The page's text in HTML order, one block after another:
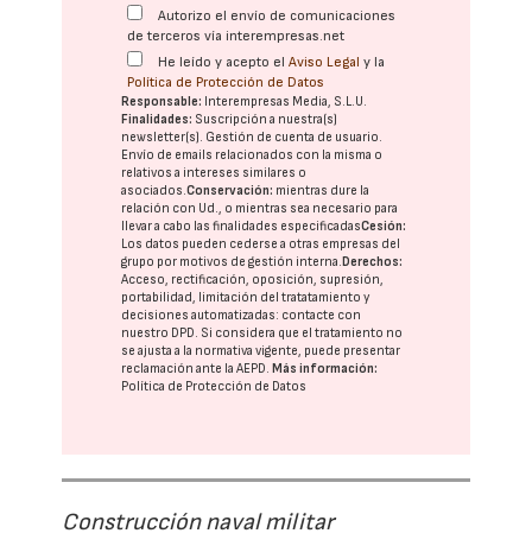
Autorizo el envío de comunicaciones
de terceros vía interempresas.net
He leído y acepto elAviso Legal y la
Política de Protección de Datos
Responsable: Interempresas Media, S.L.U.
Finalidades: Suscripción a nuestra(s)
newsletter(s). Gestión de cuenta de usuario.
Envío de emails relacionados con la misma o
relativos a intereses similares o
asociados.Conservación: mientras dure la
relación con Ud., o mientras sea necesario para
llevar a cabo las finalidades especificadasCesión:
Los datos pueden cederse a otras empresas del
grupo por motivos de gestión interna.Derechos:
Acceso, rectificación, oposición, supresión,
portabilidad, limitación del tratatamiento y
decisiones automatizadas: contacte con
nuestro DPD. Si considera que el tratamiento no
se ajusta a la normativa vigente, puede presentar
reclamación ante laAEPD.Más información:
Política de Protección de Datos
Construcción naval militar